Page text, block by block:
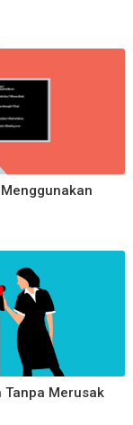
Tanpa Merusak